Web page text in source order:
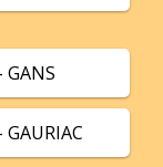
GANS
GAURIAC